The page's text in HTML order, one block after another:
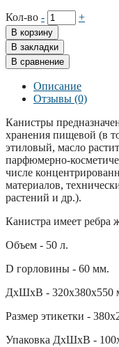
Кол-во - +
В корзину
В закладки
В сравнение
Описание
Отзывы (0)
Канистры
хранения пищевой (в
этиловый, масло
парфюмерно-
числе
материалов,
растений и др.).
Канистра имеет ребра
Объем - 50 л.
D горловины - 60 мм.
ДхШхВ - 320х380х550
Размер этикетки -
Упаковка ДхШхВ -